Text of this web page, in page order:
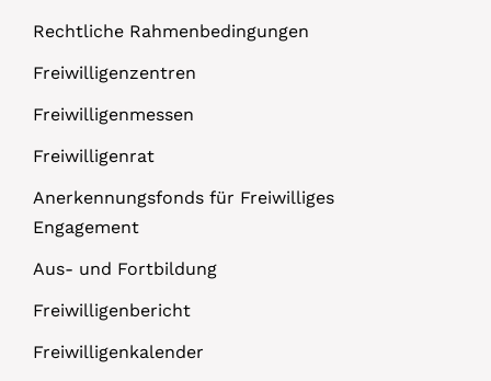
Rechtliche Rahmenbedingungen
Freiwilligenzentren
Freiwilligenmessen
Freiwilligenrat
Anerkennungsfonds für Freiwilliges
Engagement
Aus- und Fortbildung
Freiwilligenbericht
Freiwilligenkalender